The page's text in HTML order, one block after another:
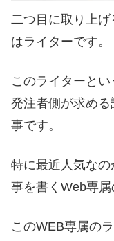
二つ目に取り上
はライターです。
このライターと
発注者側が求め
事です。
特に最近人気な
事を書くWeb専属
このWEB専属の